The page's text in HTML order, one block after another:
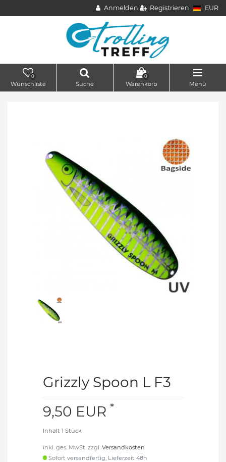
Anmelden Registrieren EUR
0
Wunschliste Suche
0
Warenkorb Menü
Grizzly Spoon L F3
9,50 EUR *
Inhalt 1 Stück
inkl. ges. MwSt. zzgl. Versandkosten
Sofort versandfertig, Lieferzeit 48h